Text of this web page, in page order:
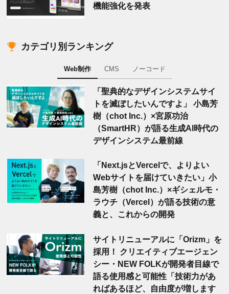
機能強化を発表
カテゴリ別ランキング
Web制作 CMS ノーコード
「聖典的なデザインシステムサイ
トを滅ぼしたいんですよ」 小島芳
樹（chot Inc.）×宮原功治
（SmartHR）が語る生成AI時代の
デザインシステム最前線
「Next.jsとVercelで、よりよい
Webサイトを届けていきたい」小
島芳樹（chot Inc.）×ギシェルモ・
ラウチ（Vercel）が語る技術の意
義と、これからの開発
サイトリニューアルに「Orizm」を
採用！ クリエイティブエージェン
シー・NEW FOLKが開発者目線で
語る使用感と可能性「技術力があ
ればあるほど、自由度が増します